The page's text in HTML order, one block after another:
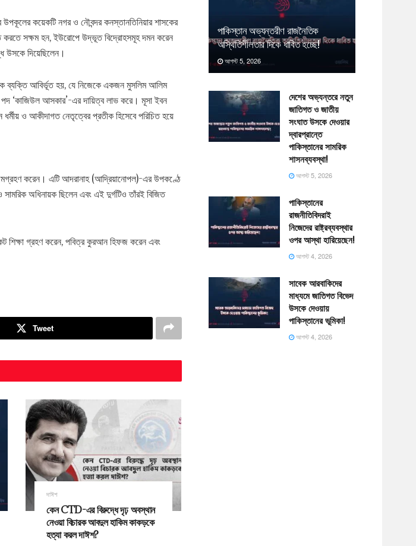
উপকূলের কয়েকটি নগর ও নৌবন্দর কনস্তানতিনিয়ার শাসকের
করতে সক্ষম হন, ইউরোপে উদ্ভূত বিদ্রোহসমূহ দমন করেন
উসকে দিয়েছিলেন।
ব্যক্তি আবির্ভূত হয়, যে নিজেকে একজন মুসলিম আলিম
পদ ‘কাজিউল আসকার’-এর দায়িত্ব লাভ করে। মূসা ইবন
ও আকীদাগত নেতৃত্বের প্রতীক হিসেবে পরিচিত হয়ে
করেন। এটি আদরানাহ (আদ্রিয়ানোপল)-এর উপকণ্ঠে
অধিনায়ক ছিলেন এবং এই দুর্গটিও তাঁরই বিজিত
শিক্ষা গ্রহণ করেন, পবিত্র কুরআন হিফজ করেন এবং
Tweet
দাঈশ
কেন CTD-এর বিরুদ্ধে দৃঢ় অবস্থান
নেওয়া বিচারক আবদুল হাকিম কাকড়কে
হত্যা করল দাঈশ?
পাকিস্তান অভ্যন্তরীণ রাজনৈতিক
অস্থিতিশীলতার দিকে ধাবিত হচ্ছে!
আগস্ট 5, 2026
দেশের অভ্যন্তরে নতুন
জাতিগত ও জাতীয়
সংঘাত উসকে দেওয়ার
দ্বারপ্রান্তে
পাকিস্তানের সামরিক
শাসনব্যবস্থা!
আগস্ট 5, 2026
পাকিস্তানের
রাজনীতিবিদরাই
নিজেদের রাষ্ট্রব্যবস্থার
ওপর আস্থা হারিয়েছেন!
আগস্ট 4, 2026
সাবেক আরবাকিদের
মাধ্যমে জাতিগত বিভেদ
উসকে দেওয়ায়
পাকিস্তানের ভূমিকা!
আগস্ট 4, 2026